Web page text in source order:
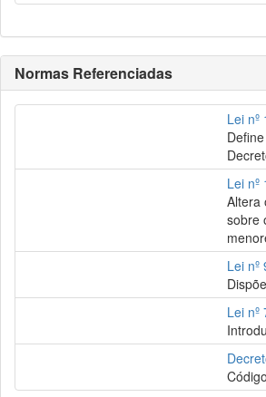
Normas Referenciadas
Lei
Lei
Altera
sobre
Lei
Lei